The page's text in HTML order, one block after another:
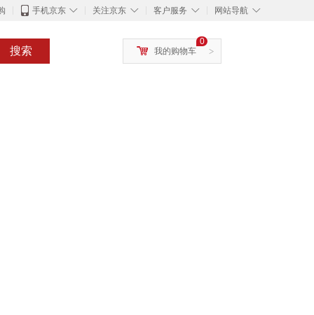
◇
手机京东 ◇
关注京东 ◇
客户服务 ◇
网站导航
搜索 >
0
我的购物车